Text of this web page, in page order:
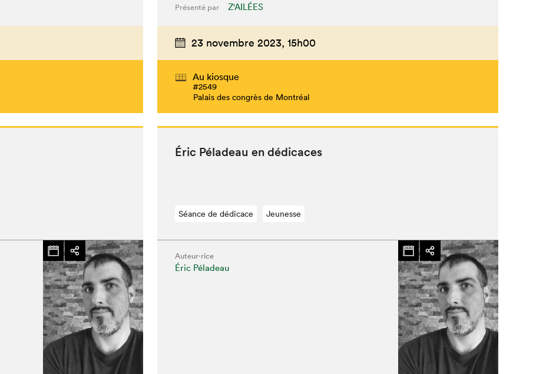
Présenté par Z'AILÉES
23 novembre 2023, 15h00
Au kiosque
#2549
Palais des congrès de Montréal
Éric Péladeau en dédicaces
Séance de dédicace Jeunesse
Auteur·rice
Éric Péladeau